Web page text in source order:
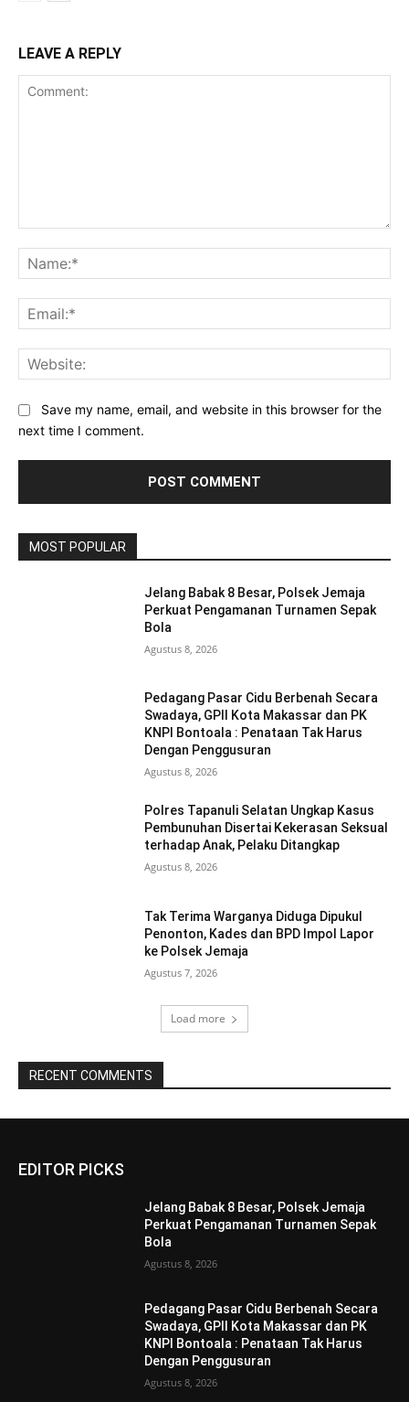
LEAVE A REPLY
Save my name, email, and website in this browser for the
next time I comment.
MOST POPULAR
Jelang Babak 8 Besar, Polsek Jemaja
Perkuat Pengamanan Turnamen Sepak
Bola
Agustus 8, 2026
Pedagang Pasar Cidu Berbenah Secara
Swadaya, GPII Kota Makassar dan PK
KNPI Bontoala : Penataan Tak Harus
Dengan Penggusuran
Agustus 8, 2026
Polres Tapanuli Selatan Ungkap Kasus
Pembunuhan Disertai Kekerasan Seksual
terhadap Anak, Pelaku Ditangkap
Agustus 8, 2026
Tak Terima Warganya Diduga Dipukul
Penonton, Kades dan BPD Impol Lapor
ke Polsek Jemaja
Agustus 7, 2026
Load more
RECENT COMMENTS
EDITOR PICKS
Jelang Babak 8 Besar, Polsek Jemaja
Perkuat Pengamanan Turnamen Sepak
Bola
Agustus 8, 2026
Pedagang Pasar Cidu Berbenah Secara
Swadaya, GPII Kota Makassar dan PK
KNPI Bontoala : Penataan Tak Harus
Dengan Penggusuran
Agustus 8, 2026